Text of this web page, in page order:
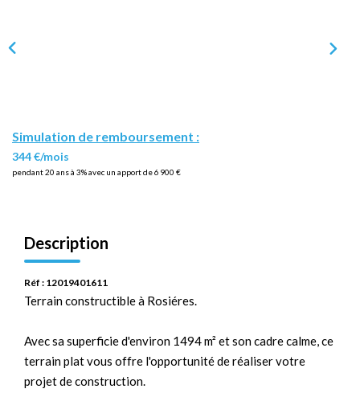
Simulation de remboursement :
344 €/mois
pendant 20 ans à 3% avec un apport de 6 900 €
Description
Réf : 12019401611
Terrain constructible à Rosiéres.
Avec sa superficie d'environ 1494 m² et son cadre calme, ce
terrain plat vous offre l'opportunité de réaliser votre
projet de construction.